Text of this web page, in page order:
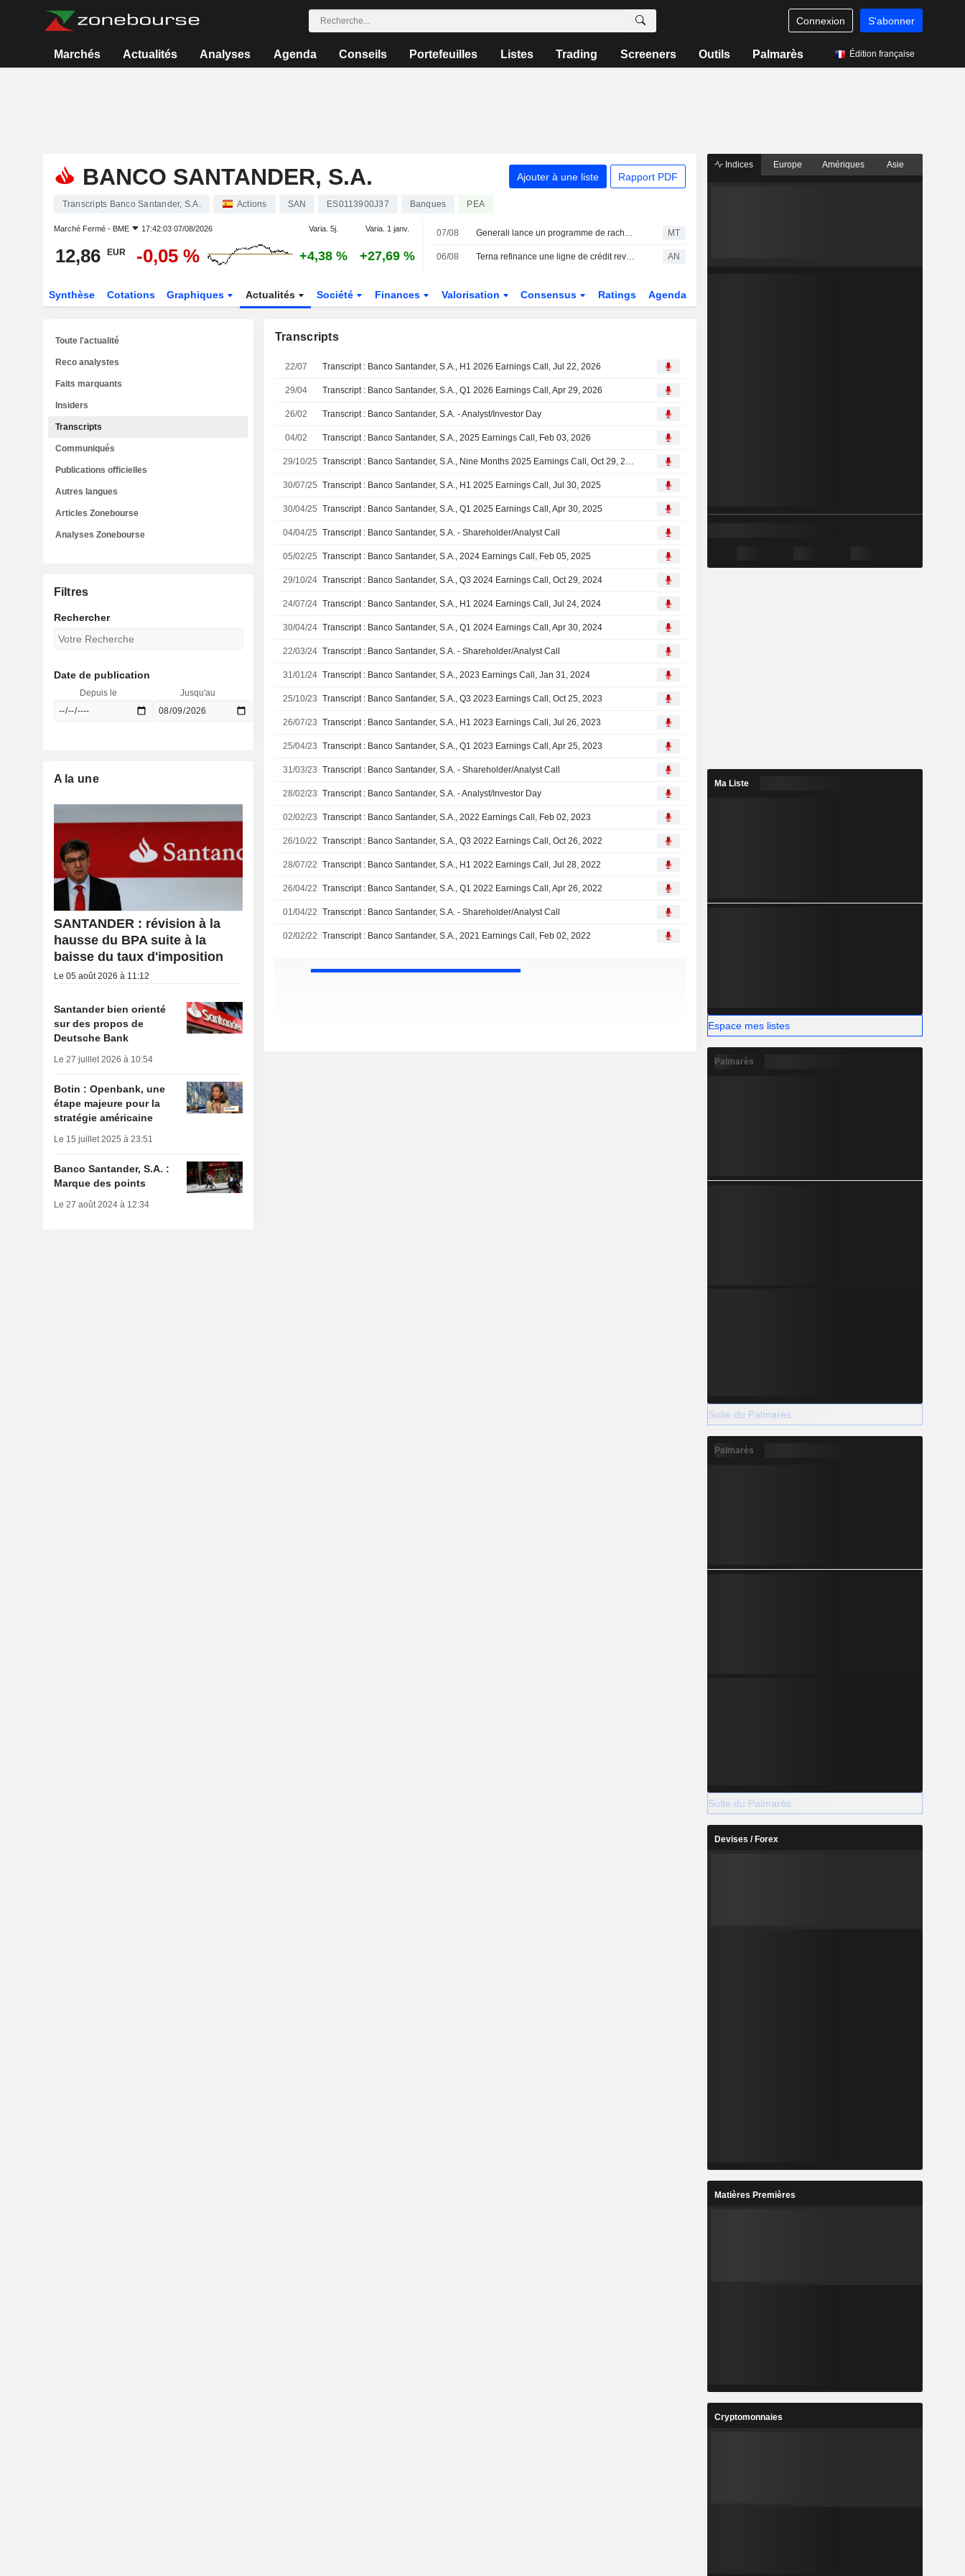
Connexion S'abonner
Marchés Actualités Analyses Agenda Conseils Portefeuilles Listes Trading Screeners Outils Palmarès Édition française
BANCO SANTANDER, S.A. Ajouter à une liste Rapport PDF
Transcripts Banco Santander, S.A. Actions SAN ES0113900J37 Banques PEA
Marché Fermé - BME 17:42:03 07/08/2026 Varia. 5j. Varia. 1 janv.
12,86 EUR -0,05 % +4,38 % +27,69 %
07/08 Generali lance un programme de rachat d'actions propres pouvant atteindre 500 millions d'euros MT
06/08 Terna refinance une ligne de crédit revolving liée aux critères ESG de 2,3 milliards d'euros AN
Synthèse Cotations Graphiques Actualités Société Finances Valorisation Consensus Ratings Agenda
Transcripts
22/07 Transcript : Banco Santander, S.A., H1 2026 Earnings Call, Jul 22, 2026
29/04 Transcript : Banco Santander, S.A., Q1 2026 Earnings Call, Apr 29, 2026
26/02 Transcript : Banco Santander, S.A. - Analyst/Investor Day
04/02 Transcript : Banco Santander, S.A., 2025 Earnings Call, Feb 03, 2026
29/10/25 Transcript : Banco Santander, S.A., Nine Months 2025 Earnings Call, Oct 29, 2025
30/07/25 Transcript : Banco Santander, S.A., H1 2025 Earnings Call, Jul 30, 2025
30/04/25 Transcript : Banco Santander, S.A., Q1 2025 Earnings Call, Apr 30, 2025
04/04/25 Transcript : Banco Santander, S.A. - Shareholder/Analyst Call
05/02/25 Transcript : Banco Santander, S.A., 2024 Earnings Call, Feb 05, 2025
29/10/24 Transcript : Banco Santander, S.A., Q3 2024 Earnings Call, Oct 29, 2024
24/07/24 Transcript : Banco Santander, S.A., H1 2024 Earnings Call, Jul 24, 2024
30/04/24 Transcript : Banco Santander, S.A., Q1 2024 Earnings Call, Apr 30, 2024
22/03/24 Transcript : Banco Santander, S.A. - Shareholder/Analyst Call
31/01/24 Transcript : Banco Santander, S.A., 2023 Earnings Call, Jan 31, 2024
25/10/23 Transcript : Banco Santander, S.A., Q3 2023 Earnings Call, Oct 25, 2023
26/07/23 Transcript : Banco Santander, S.A., H1 2023 Earnings Call, Jul 26, 2023
25/04/23 Transcript : Banco Santander, S.A., Q1 2023 Earnings Call, Apr 25, 2023
31/03/23 Transcript : Banco Santander, S.A. - Shareholder/Analyst Call
28/02/23 Transcript : Banco Santander, S.A. - Analyst/Investor Day
02/02/23 Transcript : Banco Santander, S.A., 2022 Earnings Call, Feb 02, 2023
26/10/22 Transcript : Banco Santander, S.A., Q3 2022 Earnings Call, Oct 26, 2022
28/07/22 Transcript : Banco Santander, S.A., H1 2022 Earnings Call, Jul 28, 2022
26/04/22 Transcript : Banco Santander, S.A., Q1 2022 Earnings Call, Apr 26, 2022
01/04/22 Transcript : Banco Santander, S.A. - Shareholder/Analyst Call
02/02/22 Transcript : Banco Santander, S.A., 2021 Earnings Call, Feb 02, 2022
Toute l'actualité
Reco analystes
Faits marquants
Insiders
Transcripts
Communiqués
Publications officielles
Autres langues
Articles Zonebourse
Analyses Zonebourse
Filtres
Rechercher
Date de publication
Depuis le Jusqu'au
A la une
SANTANDER : révision à la
hausse du BPA suite à la
baisse du taux d'imposition
Le 05 août 2026 à 11:12
Santander bien orienté
sur des propos de
Deutsche Bank
Le 27 juillet 2026 à 10:54
Botin : Openbank, une
étape majeure pour la
stratégie américaine
Le 15 juillet 2025 à 23:51
Banco Santander, S.A. :
Marque des points
Le 27 août 2024 à 12:34
Indices Europe Amériques Asie
Ma Liste
Espace mes listes
Palmarès
Suite du Palmarès
Palmarès
Suite du Palmarès
Devises / Forex
Matières Premières
Cryptomonnaies